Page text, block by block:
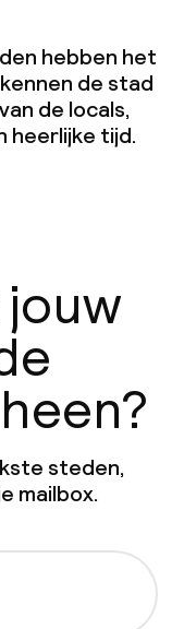
hebben het
de stad
de locals,
heerlijke tijd.
steden,
mailbox.